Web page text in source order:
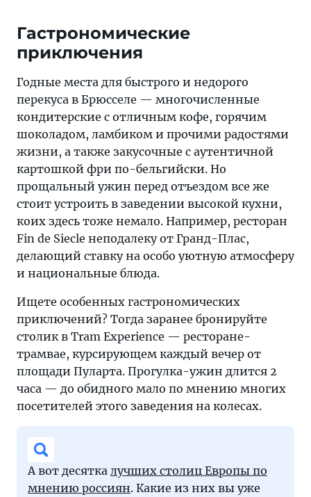
Гастрономические
приключения
Годные места для быстрого и недорого
перекуса в Брюсселе — многочисленные
кондитерские с отличным кофе, горячим
шоколадом, ламбиком и прочими радостями
жизни, а также закусочные с аутентичной
картошкой фри по-бельгийски. Но
прощальный ужин перед отъездом все же
стоит устроить в заведении высокой кухни,
коих здесь тоже немало. Например, ресторан
Fin de Siecle неподалеку от Гранд-Плас,
делающий ставку на особо уютную атмосферу
и национальные блюда.
Ищете особенных гастрономических
приключений? Тогда заранее бронируйте
столик в Tram Experience — ресторане-
трамвае, курсирующем каждый вечер от
площади Пуларта. Прогулка-ужин длится 2
часа — до обидного мало по мнению многих
посетителей этого заведения на колесах.
А вот десятка лучших столиц Европы по
мнению россиян. Какие из них вы уже